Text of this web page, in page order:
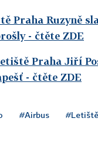
Praha Ruzyně
- čtěte ZDE
Praha Jiří
- čtěte ZDE
#Airbus